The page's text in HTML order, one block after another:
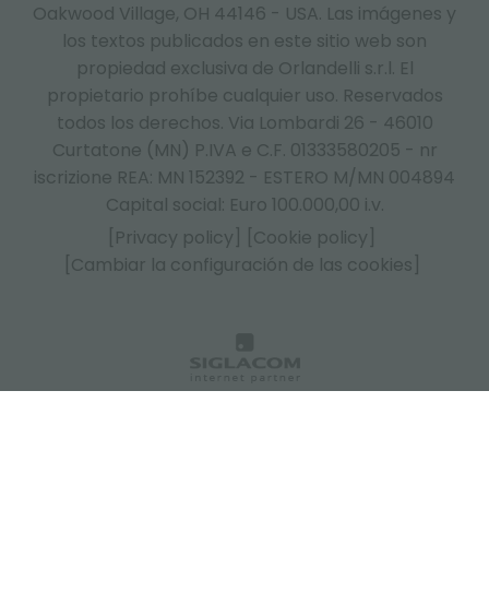
Oakwood Village, OH 44146 - USA. Las imágenes y
los textos publicados en este sitio web son
propiedad exclusiva de Orlandelli s.r.l. El
propietario prohíbe cualquier uso. Reservados
todos los derechos. Via Lombardi 26 - 46010
Curtatone (MN) P.IVA e C.F. 01333580205 - nr
iscrizione REA: MN 152392 - ESTERO M/MN 004894
Capital social: Euro 100.000,00 i.v.
[Privacy policy]
[Cookie policy]
[Cambiar la configuración de las cookies]